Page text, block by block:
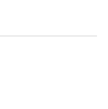
Мино,
следново: